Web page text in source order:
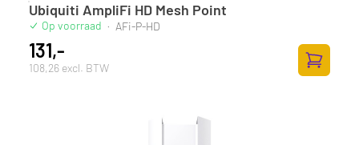
Ubiquiti AmpliFi HD Mesh Point
Op voorraad · AFi-P-HD
131,-
108,26 excl. BTW
Zum